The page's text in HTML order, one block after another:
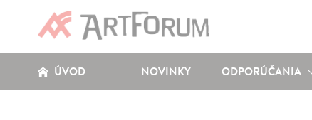
ÚVOD NOVINKY ODPORÚČANIA